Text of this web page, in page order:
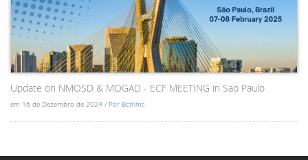
Update on NMOSD & MOGAD - ECF MEETING in Sao Paulo
em 16 de Dezembro de 2024 / Por Bctrims